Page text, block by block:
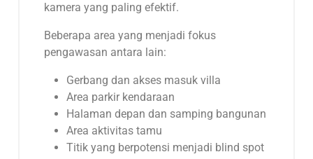
kamera yang paling efektif.
Beberapa area yang menjadi fokus
pengawasan antara lain:
Gerbang dan akses masuk villa
Area parkir kendaraan
Halaman depan dan samping bangunan
Area aktivitas tamu
Titik yang berpotensi menjadi blind spot